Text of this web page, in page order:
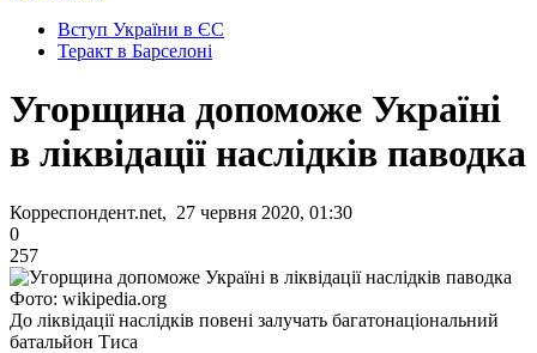
Вступ України в ЄС
Теракт в Барселоні
Угорщина допоможе Україні
в ліквідації наслідків паводка
Корреспондент.net, 27 червня 2020, 01:30
0
257
Фото: wikipedia.org
До ліквідації наслідків повені залучать багатонаціональний
батальйон Тиса